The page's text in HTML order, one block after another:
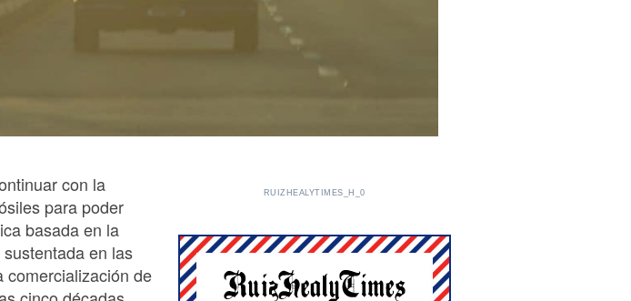
con la
para poder
basada en la
en las
comercialización de
RUIZHEALYTIMES_H_0